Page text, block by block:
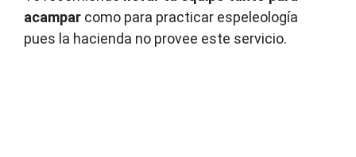
acampar como para practicar espeleología
pues la hacienda no provee este servicio.